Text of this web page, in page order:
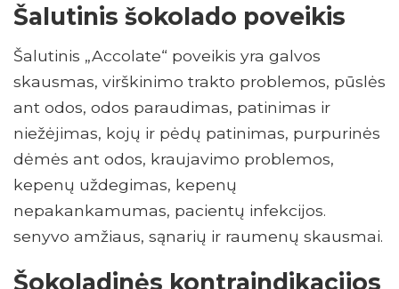
Šalutinis šokolado poveikis
Šalutinis „Accolate“ poveikis yra galvos
skausmas, virškinimo trakto problemos, pūslės
ant odos, odos paraudimas, patinimas ir
niežėjimas, kojų ir pėdų patinimas, purpurinės
dėmės ant odos, kraujavimo problemos,
kepenų uždegimas, kepenų
nepakankamumas, pacientų infekcijos.
senyvo amžiaus, sąnarių ir raumenų skausmai.
Šokoladinės kontraindikacijos